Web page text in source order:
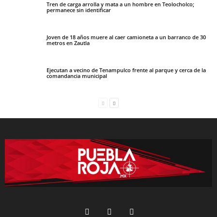
Tren de carga arrolla y mata a un hombre en Teolocholco;
permanece sin identificar
Joven de 18 años muere al caer camioneta a un barranco de 30
metros en Zautla
Ejecutan a vecino de Tenampulco frente al parque y cerca de la
comandancia municipal